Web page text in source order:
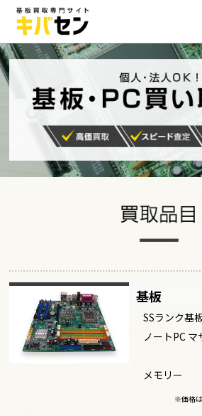
基板
SSランク基
ノートPC
メモリー
※価格